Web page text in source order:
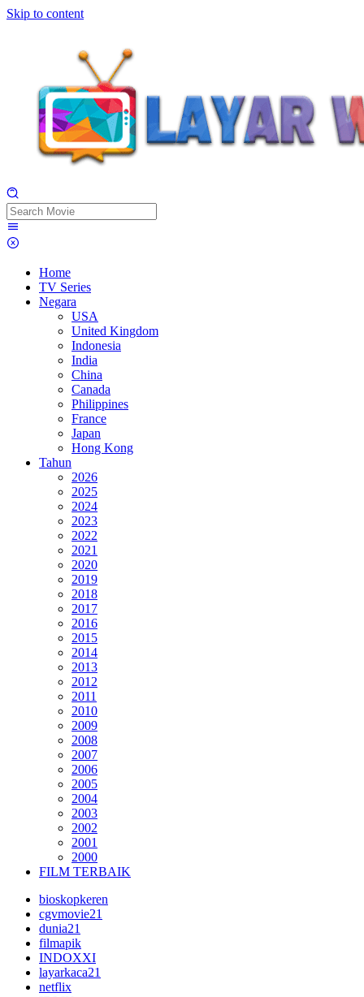
Skip to content
Home
TV Series
Negara
USA
United Kingdom
Indonesia
India
China
Canada
Philippines
France
Japan
Hong Kong
Tahun
2026
2025
2024
2023
2022
2021
2020
2019
2018
2017
2016
2015
2014
2013
2012
2011
2010
2009
2008
2007
2006
2005
2004
2003
2002
2001
2000
FILM TERBAIK
bioskopkeren
cgvmovie21
dunia21
filmapik
INDOXXI
layarkaca21
netflix